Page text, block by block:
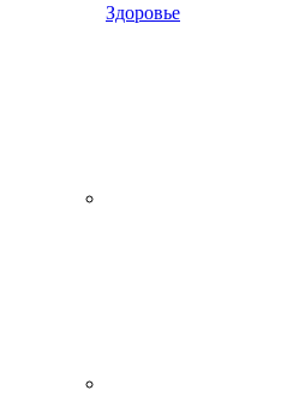
Здоровье